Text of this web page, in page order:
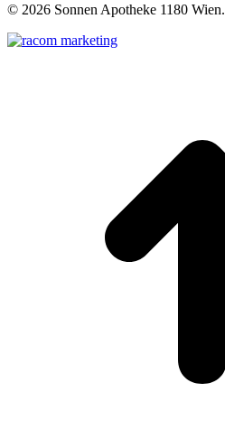
© 2026 Sonnen Apotheke 1180 Wien.